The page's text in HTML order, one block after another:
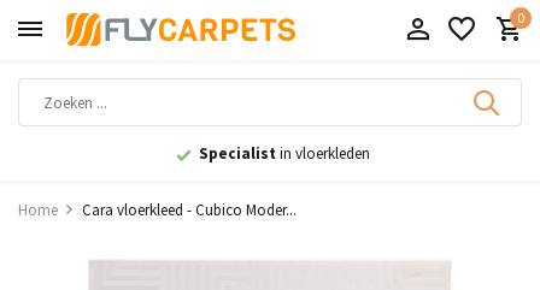
0
9,1uit 11.000+ beoordelingen
Home Cara vloerkleed - Cubico Moder...